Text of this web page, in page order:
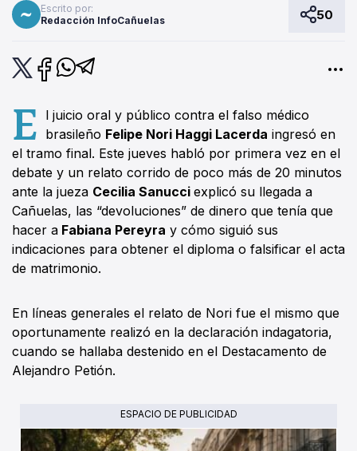
Escrito por:
Redacción InfoCañuelas
50
E l juicio oral y público contra el falso médico
brasileño Felipe Nori Haggi Lacerda ingresó en
el tramo final. Este jueves habló por primera vez en el
debate y un relato corrido de poco más de 20 minutos
ante la jueza Cecilia Sanucci explicó su llegada a
Cañuelas, las “devoluciones” de dinero que tenía que
hacer a Fabiana Pereyra y cómo siguió sus
indicaciones para obtener el diploma o falsificar el acta
de matrimonio.
En líneas generales el relato de Nori fue el mismo que
oportunamente realizó en la declaración indagatoria,
cuando se hallaba destenido en el Destacamento de
Alejandro Petión.
ESPACIO DE PUBLICIDAD